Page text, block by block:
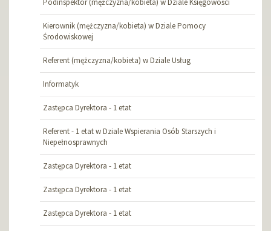
Podinspektor (mężczyzna/kobieta) w Dziale Księgowości
Kierownik (mężczyzna/kobieta) w Dziale Pomocy
Środowiskowej
Referent (mężczyzna/kobieta) w Dziale Usług
Informatyk
Zastępca Dyrektora - 1 etat
Referent - 1 etat w Dziale Wspierania Osób Starszych i
Niepełnosprawnych
Zastępca Dyrektora - 1 etat
Zastępca Dyrektora - 1 etat
Zastępca Dyrektora - 1 etat